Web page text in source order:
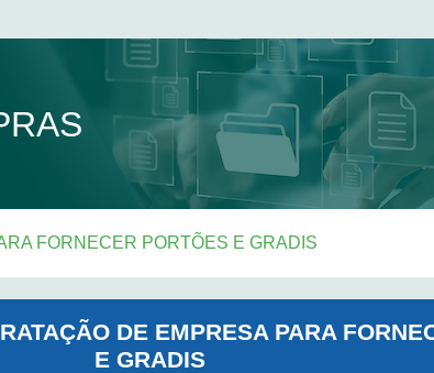
FORNECER PORTÕES E GRADIS
DE EMPRESA PARA
E GRADIS